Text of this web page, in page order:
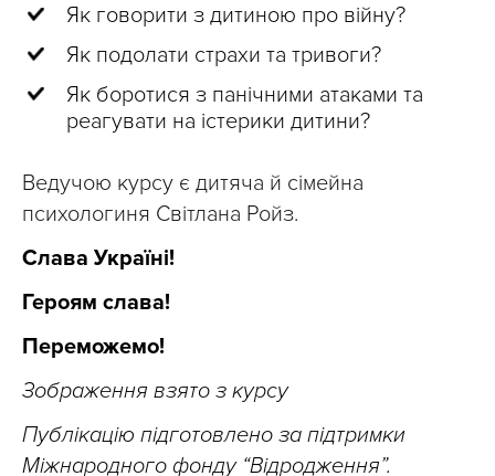
Як говорити з дитиною про війну?
Як подолати страхи та тривоги?
Як боротися з панічними атаками та
реагувати на істерики дитини?
Ведучою курсу є дитяча й сімейна
психологиня Світлана Ройз.
Слава Україні!
Героям слава!
Переможемо!
Зображення взято з курсу
Публікацію підготовлено за підтримки
Міжнародного фонду “Відродження”.